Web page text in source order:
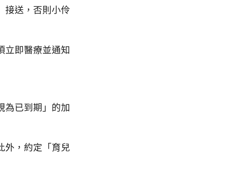
接送，否則小伶
立即醫療並通知
為已到期」的加
外，約定「育兒